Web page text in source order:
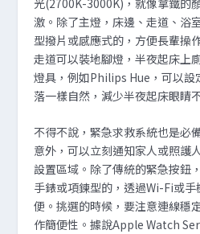
光(2700K-3000K)，就像拿鐵的
激。除了主燈，床邊、走道、浴
型撥片或感應式的，方便長輩操
走道可以裝地腳燈，半夜起床上
燈具，例如Philips Hue，可以設
落一樣自然，減少半夜起床眼睛
不得不說，緊急求救系統也是必
意外，可以立刻通知家人或照護
設置區域。除了傳統的緊急按鈕
手錶或項鍊型的，透過Wi-Fi或
便。挑選的時候，要注意連線穩
作簡便性。據說Apple Watch